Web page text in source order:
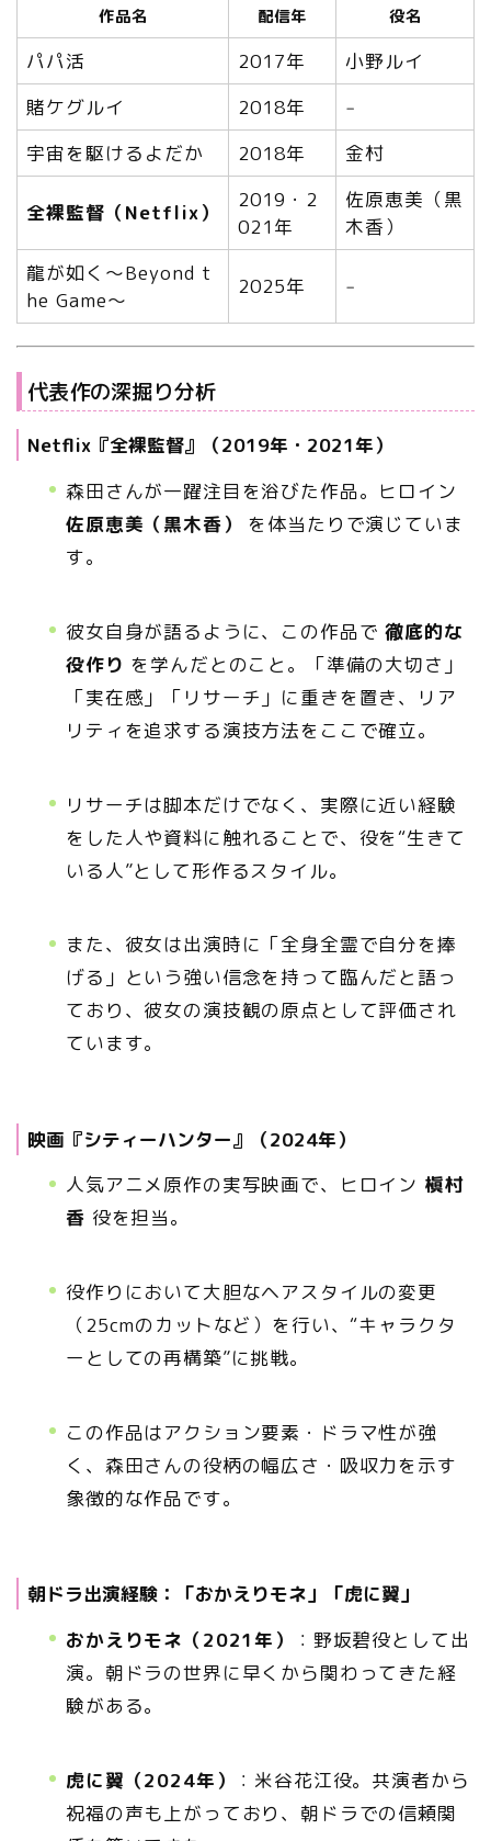
作品名 配信年 役名
パパ活 2017年
小野ルイ
賭ケグルイ
2018年
‒
宇宙を駆けるよだか
2018年 金村
全裸監督（Netflix）
2019・2
021年
佐原恵美（黒
木香）
龍が如く～Beyond t
he Game～
2025年 ‒
代表作の深掘り分析
Netflix『全裸監督』（2019年・2021年）
森田さんが一躍注目を浴びた作品。ヒロイン
佐原恵美（黒木香）
を体当たりで演じていま
す。
彼女自身が語るように、この作品で徹底的な
役作り を学んだとのこと。「準備の大切さ」
「実在感」「リサーチ」に重きを置き、リア
リティを追求する演技方法をここで確立。
リサーチは脚本だけでなく、実際に近い経験
をした人や資料に触れることで、役を“生きて
いる人”として形作るスタイル。
また、彼女は出演時に「全身全霊で自分を捧
げる」という強い信念を持って臨んだと語っ
ており、彼女の演技観の原点として評価され
ています。
映画『シティーハンター』（2024年）
人気アニメ原作の実写映画で、ヒロイン 槇村
香 役を担当。
役作りにおいて大胆なヘアスタイルの変更
（25cmのカットなど）を行い、“キャラクタ
ーとしての再構築”に挑戦。
この作品はアクション要素・ドラマ性が強
く、森田さんの役柄の幅広さ・吸収力を示す
象徴的な作品です。
朝ドラ出演経験：「おかえりモネ」「虎に翼」
おかえりモネ（2021年）
：野坂碧役として出
演。朝ドラの世界に早くから関わってきた経
験がある。
虎に翼（2024年）
：米谷花江役。共演者から
祝福の声も上がっており、朝ドラでの信頼関